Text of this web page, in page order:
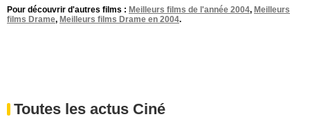
Pour découvrir d'autres films : Meilleurs films de l'année 2004, Meilleurs
films Drame, Meilleurs films Drame en 2004.
Toutes les actus Ciné